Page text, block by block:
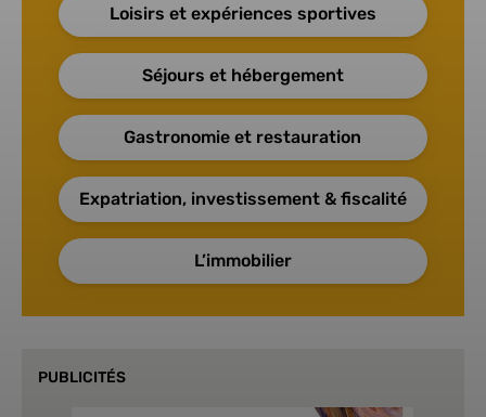
Loisirs et expériences sportives
Séjours et hébergement
Gastronomie et restauration
Expatriation, investissement & fiscalité
L’immobilier
PUBLICITÉS